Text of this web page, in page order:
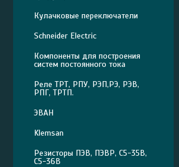
Кулачковые переключатели
Schneider Electric
Компоненты для построения
систем постоянного тока
Реле ТРТ, РПУ, РЭП,РЭ, РЭВ,
РПГ, ТРТП.
ЭВАН
Klemsan
Резисторы ПЭВ, ПЭВР, С5-35В,
С5-36В